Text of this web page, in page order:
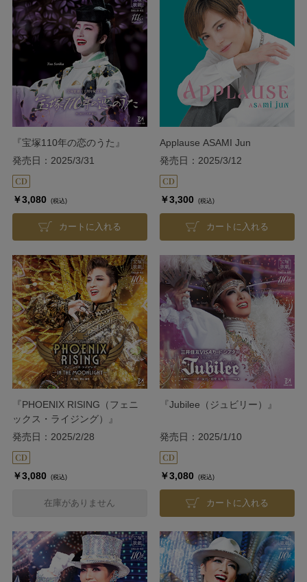
『宝塚110年の恋のうた』
発売日：2025/3/31
￥3,080 (税込)
カートに入れる
Applause ASAMI Jun
発売日：2025/3/12
￥3,300 (税込)
カートに入れる
『PHOENIX RISING（フェニ
ックス・ライジング）』
発売日：2025/2/28
￥3,080 (税込)
在庫がありません
『Jubilee（ジュビリー）』
発売日：2025/1/10
￥3,080 (税込)
カートに入れる